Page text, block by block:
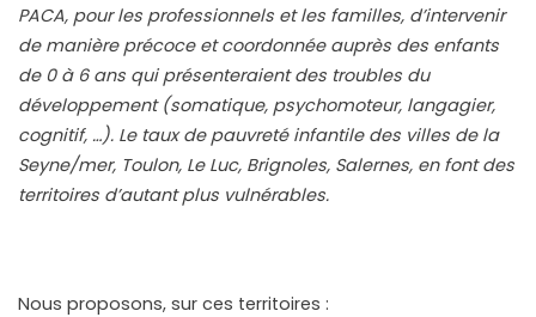
PACA, pour les professionnels et les familles, d’intervenir
de manière précoce et coordonnée auprès des enfants
de 0 à 6 ans qui présenteraient des troubles du
développement (somatique, psychomoteur, langagier,
cognitif, …). Le taux de pauvreté infantile des villes de la
Seyne/mer, Toulon, Le Luc, Brignoles, Salernes, en font des
territoires d’autant plus vulnérables.
Nous proposons, sur ces territoires :